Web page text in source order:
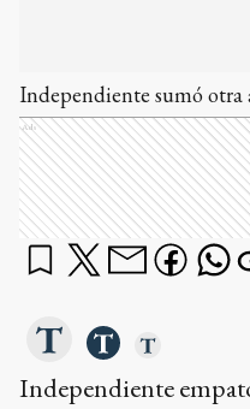
Independiente sumó otra
Ads
Independiente